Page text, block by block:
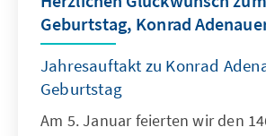
Geburtstag, Konrad
Jahresauftakt zu Konrad
Geburtstag
Am 5. Januar feierten wir den